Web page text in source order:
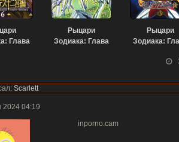
Глава
Рыцари
Зодиака: Глава
Рыцари
Зодиака:
(2005)
Scarlett
2024 04:19
inporno.cam